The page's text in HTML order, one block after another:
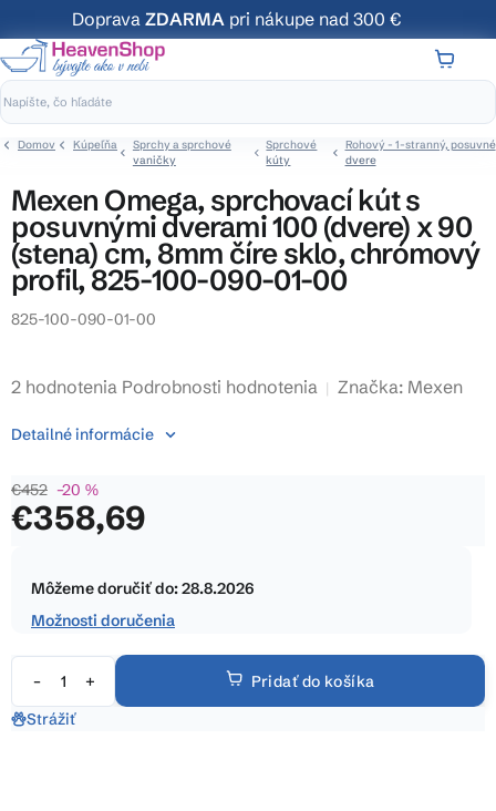
na
obsah
Doprava ZDARMA pri nákupe nad 300 €
Domov Kúpeľňa
Sprchy a sprchové
vaničky
Sprchové
kúty
Rohový - 1-stranný, posuvné
dvere
Mexen Omega, sprchovací kút s
posuvnými dverami 100 (dvere) x 90
(stena) cm, 8mm číre sklo, chrómový
profil, 825-100-090-01-00
825-100-090-01-00
Priemerné
produktu
4,5
z
2 hodnotenia Podrobnosti hodnotenia Značka: Mexen
€452 –20 %
€358,69
cena:
Môžeme doručiť do:28.8.2026
Možnosti doručenia
Pridať do košíka
Detailné informácie
Strážiť